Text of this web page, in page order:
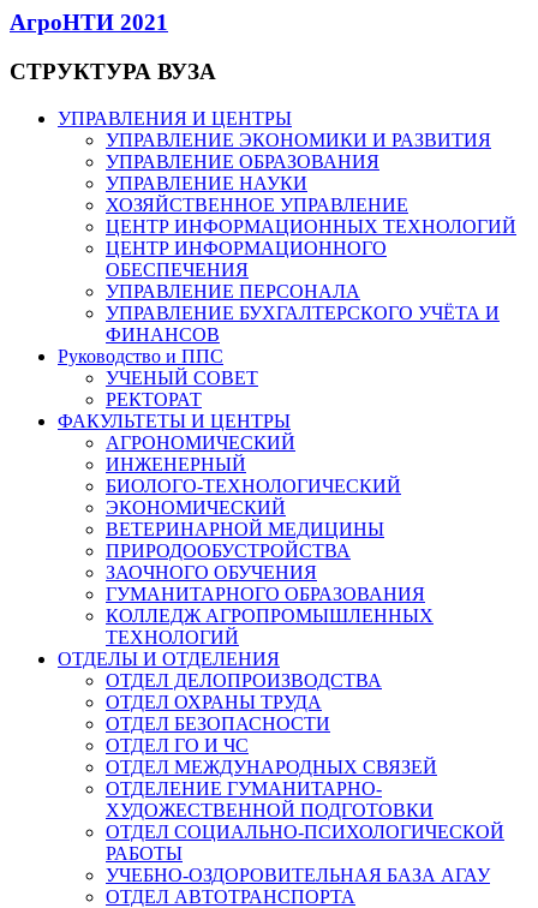
АгроНТИ 2021
СТРУКТУРА ВУЗА
УПРАВЛЕНИЯ И ЦЕНТРЫ
УПРАВЛЕНИЕ ЭКОНОМИКИ И РАЗВИТИЯ
УПРАВЛЕНИЕ ОБРАЗОВАНИЯ
УПРАВЛЕНИЕ НАУКИ
ХОЗЯЙСТВЕННОЕ УПРАВЛЕНИЕ
ЦЕНТР ИНФОРМАЦИОННЫХ ТЕХНОЛОГИЙ
ЦЕНТР ИНФОРМАЦИОННОГО
ОБЕСПЕЧЕНИЯ
УПРАВЛЕНИЕ ПЕРСОНАЛА
УПРАВЛЕНИЕ БУХГАЛТЕРСКОГО УЧЁТА И
ФИНАНСОВ
Руководство и ППС
УЧЕНЫЙ СОВЕТ
РЕКТОРАТ
ФАКУЛЬТЕТЫ И ЦЕНТРЫ
АГРОНОМИЧЕСКИЙ
ИНЖЕНЕРНЫЙ
БИОЛОГО-ТЕХНОЛОГИЧЕСКИЙ
ЭКОНОМИЧЕСКИЙ
ВЕТЕРИНАРНОЙ МЕДИЦИНЫ
ПРИРОДООБУСТРОЙСТВА
ЗАОЧНОГО ОБУЧЕНИЯ
ГУМАНИТАРНОГО ОБРАЗОВАНИЯ
КОЛЛЕДЖ АГРОПРОМЫШЛЕННЫХ
ТЕХНОЛОГИЙ
ОТДЕЛЫ И ОТДЕЛЕНИЯ
ОТДЕЛ ДЕЛОПРОИЗВОДСТВА
ОТДЕЛ ОХРАНЫ ТРУДА
ОТДЕЛ БЕЗОПАСНОСТИ
ОТДЕЛ ГО И ЧС
ОТДЕЛ МЕЖДУНАРОДНЫХ СВЯЗЕЙ
ОТДЕЛЕНИЕ ГУМАНИТАРНО-
ХУДОЖЕСТВЕННОЙ ПОДГОТОВКИ
ОТДЕЛ СОЦИАЛЬНО-ПСИХОЛОГИЧЕСКОЙ
РАБОТЫ
УЧЕБНО-ОЗДОРОВИТЕЛЬНАЯ БАЗА АГАУ
ОТДЕЛ АВТОТРАНСПОРТА